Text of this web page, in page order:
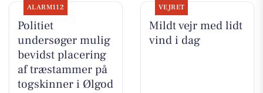
ALARM112
Politiet
undersøger mulig
bevidst placering
af træstammer på
togskinner i Ølgod
VEJRET
Mildt vejr med lidt
vind i dag